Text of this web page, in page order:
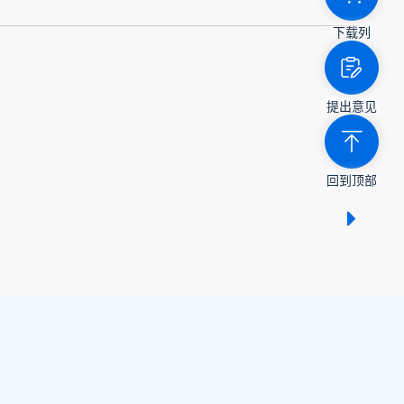
下载列
提出意见
回到顶部